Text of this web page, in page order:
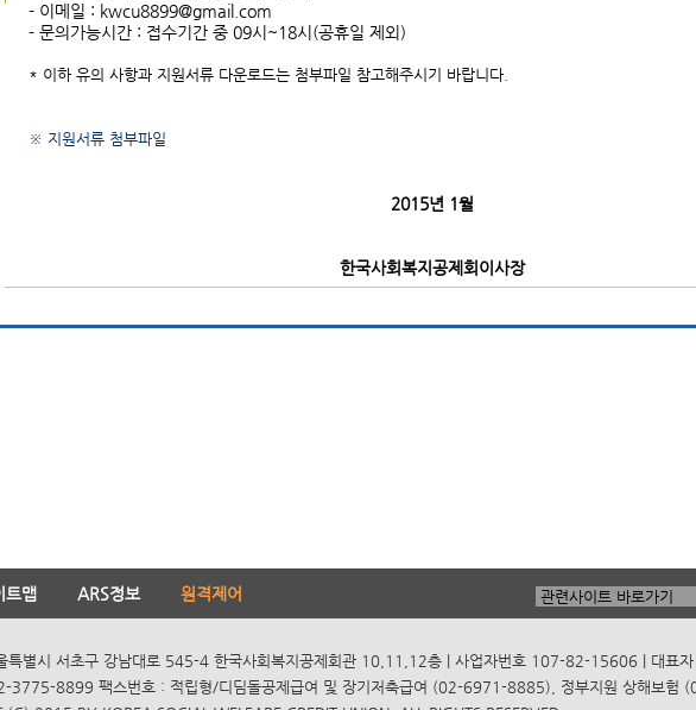
- 이메일 : kwcu8899@gmail.com
- 문의가능시간 : 접수기간 중 09시~18시(공휴일 제외)
* 이하 유의 사항과 지원서류 다운로드는 첨부파일 참고해주시기 바랍니다.
※ 지원서류 첨부파일
2015년 1월
한국사회복지공제회이사장
트맵 ARS정보 원격제어
별시 서초구 강남대로 545-4 한국사회복지공제회관 10,11,12층 | 사업자번호 107-82-15606 | 대표자
3775-8899 팩스번호 : 적립형/디딤돌공제급여 및 장기저축급여 (02-6971-8885), 정부지원 상해보험